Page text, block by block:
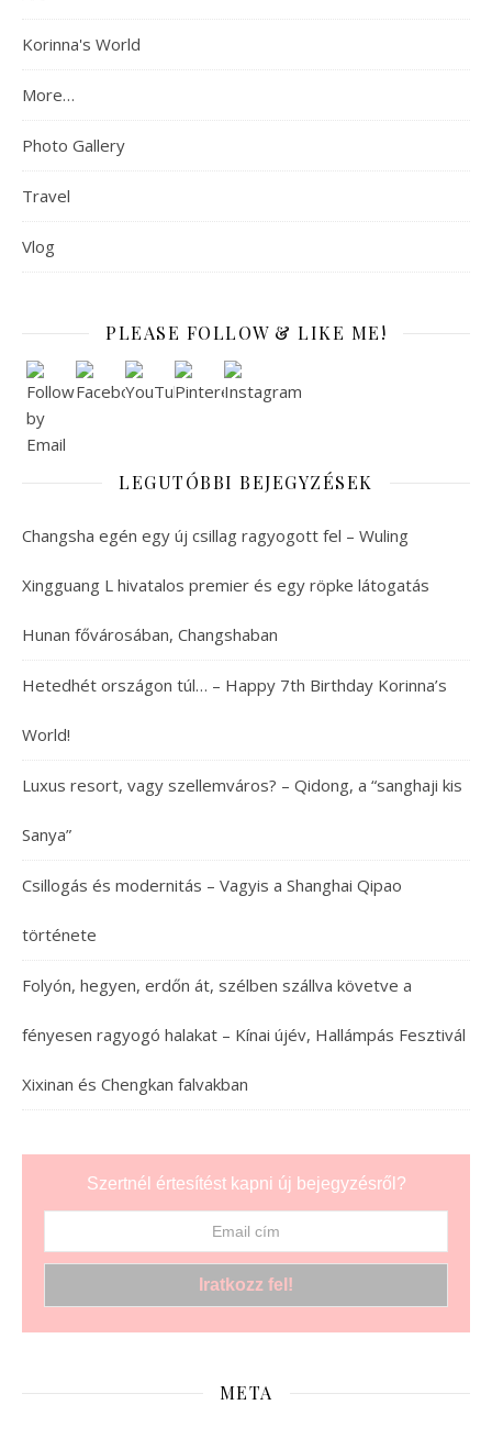
Korinna's World
More…
Photo Gallery
Travel
Vlog
PLEASE FOLLOW & LIKE ME!
LEGUTÓBBI BEJEGYZÉSEK
Changsha egén egy új csillag ragyogott fel – Wuling
Xingguang L hivatalos premier és egy röpke látogatás
Hunan fővárosában, Changshaban
Hetedhét országon túl… – Happy 7th Birthday Korinna’s
World!
Luxus resort, vagy szellemváros? – Qidong, a “sanghaji kis
Sanya”
Csillogás és modernitás – Vagyis a Shanghai Qipao
története
Folyón, hegyen, erdőn át, szélben szállva követve a
fényesen ragyogó halakat – Kínai újév, Hallámpás Fesztivál
Xixinan és Chengkan falvakban
Szertnél értesítést kapni új bejegyzésről?
META